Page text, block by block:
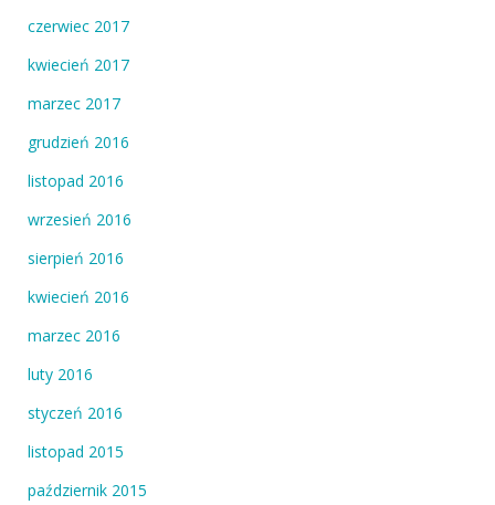
czerwiec 2017
kwiecień 2017
marzec 2017
grudzień 2016
listopad 2016
wrzesień 2016
sierpień 2016
kwiecień 2016
marzec 2016
luty 2016
styczeń 2016
listopad 2015
październik 2015